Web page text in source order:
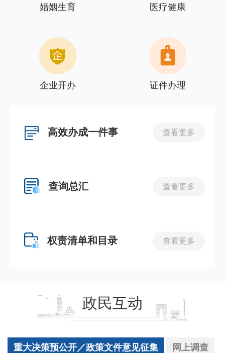
婚姻生育 医疗健康
企业开办 证件办理
高效办成一件事 查看更多
查询总汇 查看更多
权责清单和目录 查看更多
政民互动
重大决策预公开／政策文件意见征集 网上调查